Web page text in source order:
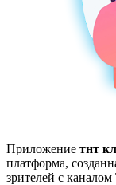
Приложение тнт
платформа,
зрителей с